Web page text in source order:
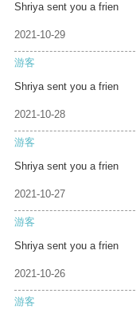
Shriya sent you a frien
2021-10-29
游客
Shriya sent you a frien
2021-10-28
游客
Shriya sent you a frien
2021-10-27
游客
Shriya sent you a frien
2021-10-26
游客